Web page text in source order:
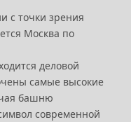
с точки зрения
Москва по
деловой
самые высокие
башню
современной